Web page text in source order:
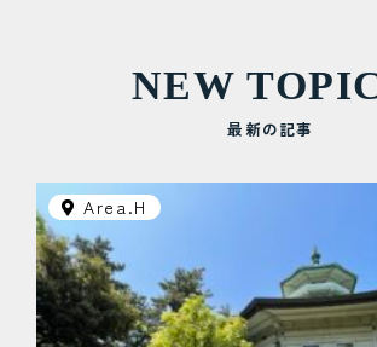
NEW
最新の記事
Area.H